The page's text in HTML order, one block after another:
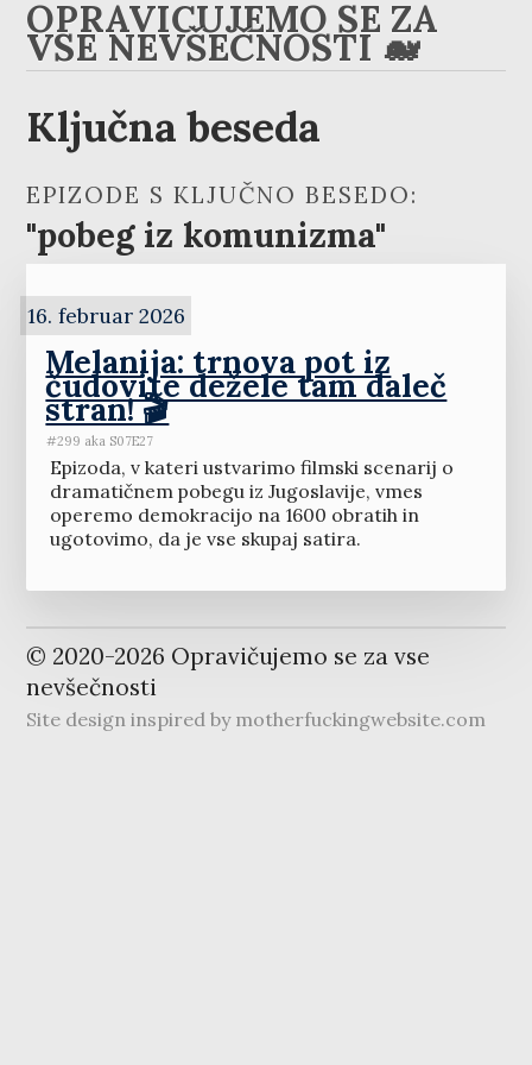
OPRAVIČUJEMO SE ZA
VSE NEVŠEČNOSTI 🐋
Ključna beseda
EPIZODE S KLJUČNO BESEDO:
"pobeg iz komunizma"
16. februar 2026
Melanija: trnova pot iz
čudovite dežele tam daleč
stran! 🎬
#299 aka S07E27
Epizoda, v kateri ustvarimo filmski scenarij o
dramatičnem pobegu iz Jugoslavije, vmes
operemo demokracijo na 1600 obratih in
ugotovimo, da je vse skupaj satira.
© 2020-2026 Opravičujemo se za vse
nevšečnosti
Site design inspired by motherfuckingwebsite.com